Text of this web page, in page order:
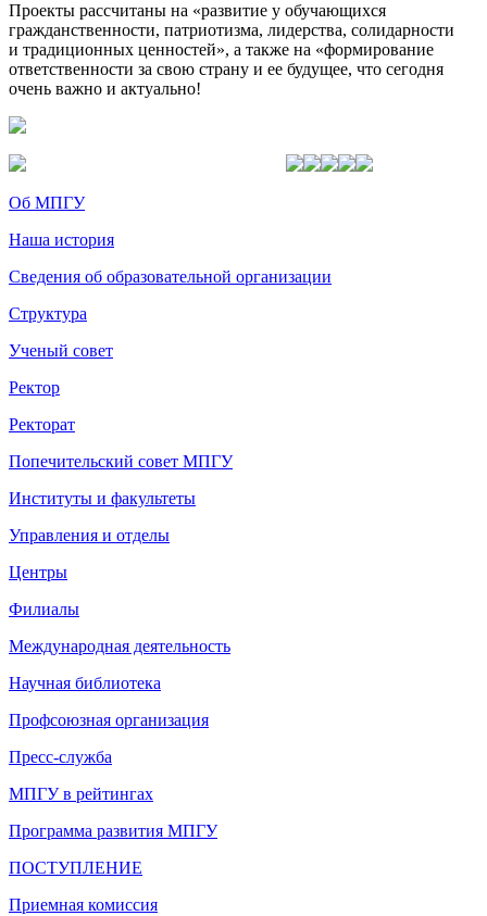
Проекты рассчитаны на «развитие у обучающихся
гражданственности, патриотизма, лидерства, солидарности
и традиционных ценностей», а также на «формирование
ответственности за свою страну и ее будущее, что сегодня
очень важно и актуально!
Об МПГУ
Наша история
Сведения об образовательной организации
Структура
Ученый совет
Ректор
Ректорат
Попечительский совет МПГУ
Институты и факультеты
Управления и отделы
Центры
Филиалы
Международная деятельность
Научная библиотека
Профсоюзная организация
Пресс-служба
МПГУ в рейтингах
Программа развития МПГУ
ПОСТУПЛЕНИЕ
Приемная комиссия